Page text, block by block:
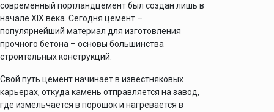
современный портландцемент был создан лишь в
начале ХІХ века. Сегодня цемент –
популярнейший материал для изготовления
прочного бетона – основы большинства
строительных конструкций.
Свой путь цемент начинает в известняковых
карьерах, откуда камень отправляется на завод,
где измельчается в порошок и нагревается в